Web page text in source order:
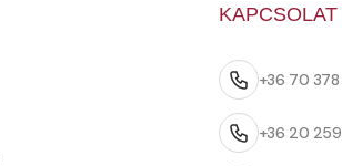
KAPCSOLAT
+36 70
+36 20